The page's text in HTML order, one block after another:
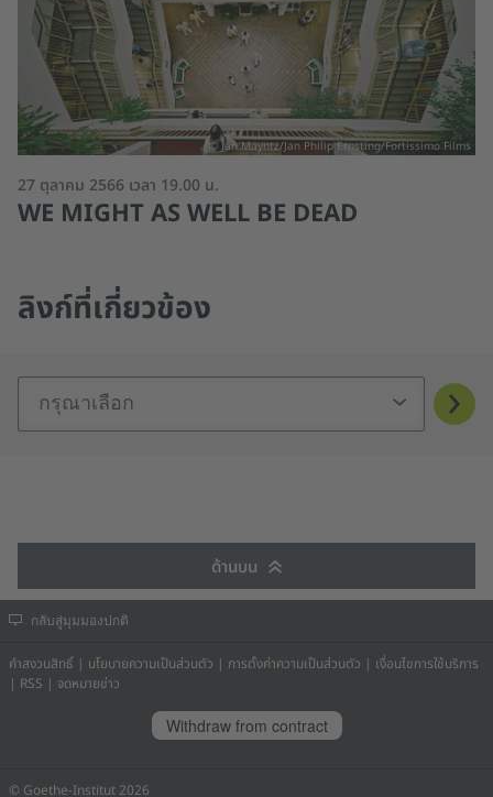
© Jan Mayntz/Jan Philip Ernsting/Fortissimo Films
27 ตุลาคม 2566 เวลา 19.00 น.
WE MIGHT AS WELL BE DEAD
ลิงก์ที่เกี่ยวข้อง
กรุณาเลือก
ด้านบน
กลับสู่มุมมองปกติ
คำสงวนสิทธิ์ | นโยบายความเป็นส่วนตัว | การตั้งค่าความเป็นส่วนตัว | เงื่อนไขการใช้บริการ
| RSS | จดหมายข่าว
Withdraw from contract
© Goethe-Institut 2026